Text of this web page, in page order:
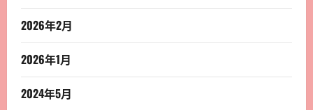
2026年2月
2026年1月
2024年5月